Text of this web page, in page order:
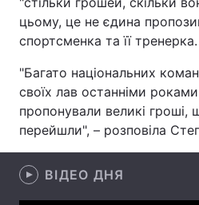
Зброя
Здоров'я
Цікавинки
Екологія
Лонгріди
цьому, це не єдина
спортсменка та її тренерка.
"Багато національних
своїх лав останніми
пропонували великі гроші,
перейшли", – розповіла
ВІДЕО ДНЯ